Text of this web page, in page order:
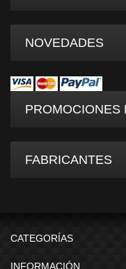
NOVEDADES
PROMOCIONES
FABRICANTES
CATEGORÍAS
INFORMACIÓN